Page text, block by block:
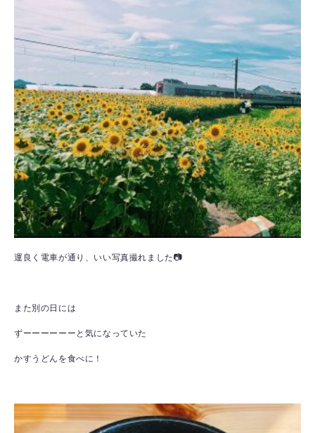
運良く電車が通り、いい写真撮れました📷
また別の日には
ずーーーーーーと気になっていた
かすうどんを食べに！